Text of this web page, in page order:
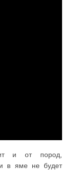
и от пород,
в яме не будет